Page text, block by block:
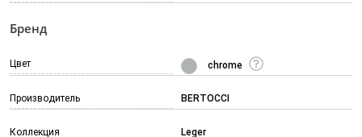
Бренд
Цвет chrome
Производитель BERTOCCI
Коллекция Leger